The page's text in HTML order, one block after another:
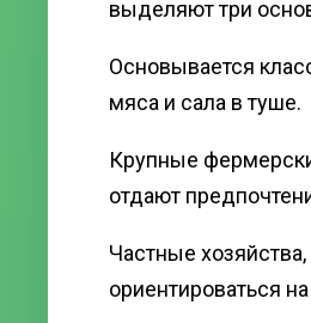
выделяют три
Основывается
мяса и сала в туше.
Крупные
отдают
Частные
ориентироваться